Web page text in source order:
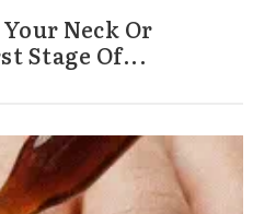
Neck Or
Stage Of...